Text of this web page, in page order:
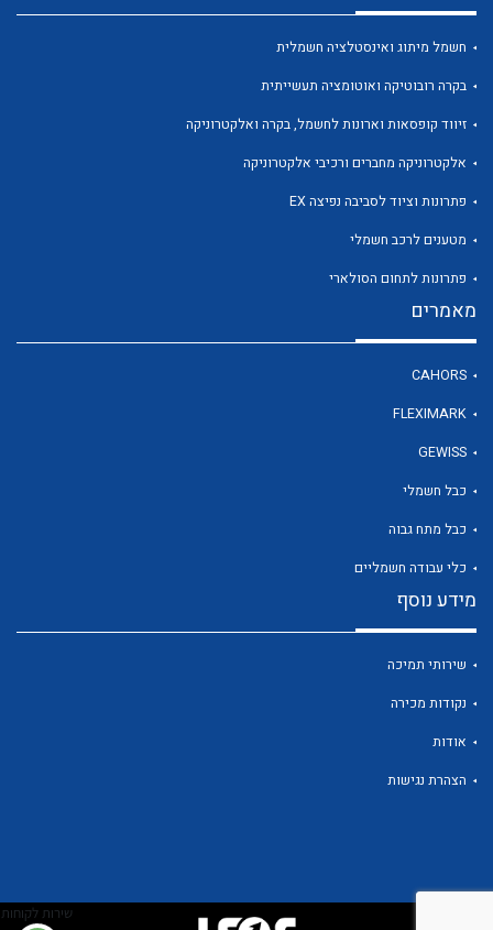
שירות לקוחות
לכל מוצרי היצרן
לכל מוצרי היצרן
חשמל מיתוג ואינסטלציה חשמלית
בקרה רובוטיקה ואוטומציה תעשייתית
זיווד קופסאות וארונות לחשמל, בקרה ואלקטרוניקה
אלקטרוניקה מחברים ורכיבי אלקטרוניקה
פתרונות וציוד לסביבה נפיצה EX
מטענים לרכב חשמלי
פתרונות לתחום הסולארי
מאמרים
CAHORS
FLEXIMARK
GEWISS
כבל חשמלי
כבל מתח גבוה
כלי עבודה חשמליים
מידע נוסף
שירותי תמיכה
נקודות מכירה
אודות
הצהרת נגישות